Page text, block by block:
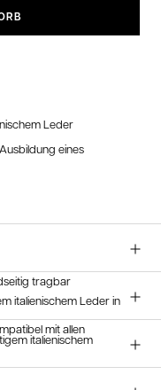
Leder
eines
tragbar
italienischem Leder in
italienischem
mit allen